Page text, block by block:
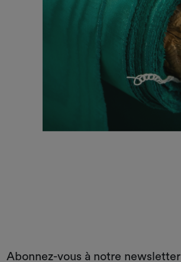
Abonnez-vous à notre newsletter